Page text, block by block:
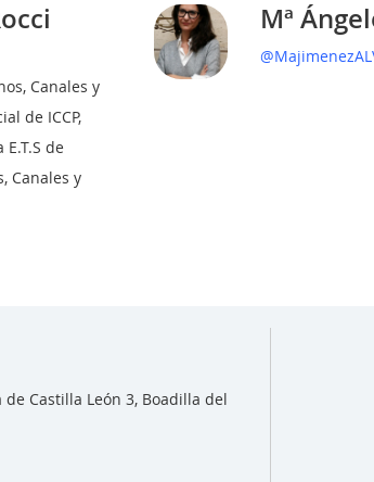
Canales y
de ICCP,
de
Canales y
Mª
de Castilla León 3, Boadilla del